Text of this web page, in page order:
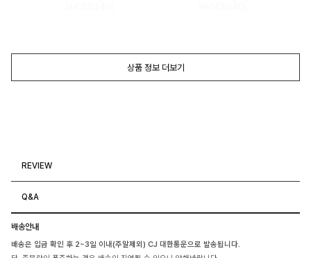
상품 정보 더보기
REVIEW
Q&A
배송안내
배송은 입금 확인 후 2~3일 이내(주말제외) CJ 대한통운으로 발송됩니다.